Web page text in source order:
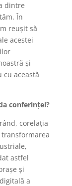
dintre
În
reușit să
acestei
și
cu această
conferinței?
corelația
astfel
și
a